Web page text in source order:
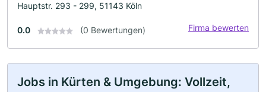
Hauptstr. 293 - 299, 51143 Köln
0.0 (0 Bewertungen) Firma bewerten
Jobs in Kürten & Umgebung: Vollzeit,